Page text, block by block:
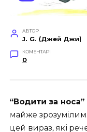
АВТОР
J. G. (Джей Джи)
КОМЕНТАРІ
0
“Водити за
майже
цей вираз, які